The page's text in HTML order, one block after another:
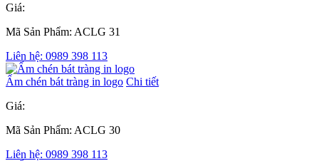
Giá:
Mã Sản Phẩm: ACLG 31
Liên hệ: 0989 398 113
Ấm chén bát tràng in logo Chi tiết
Giá:
Mã Sản Phẩm: ACLG 30
Liên hệ: 0989 398 113